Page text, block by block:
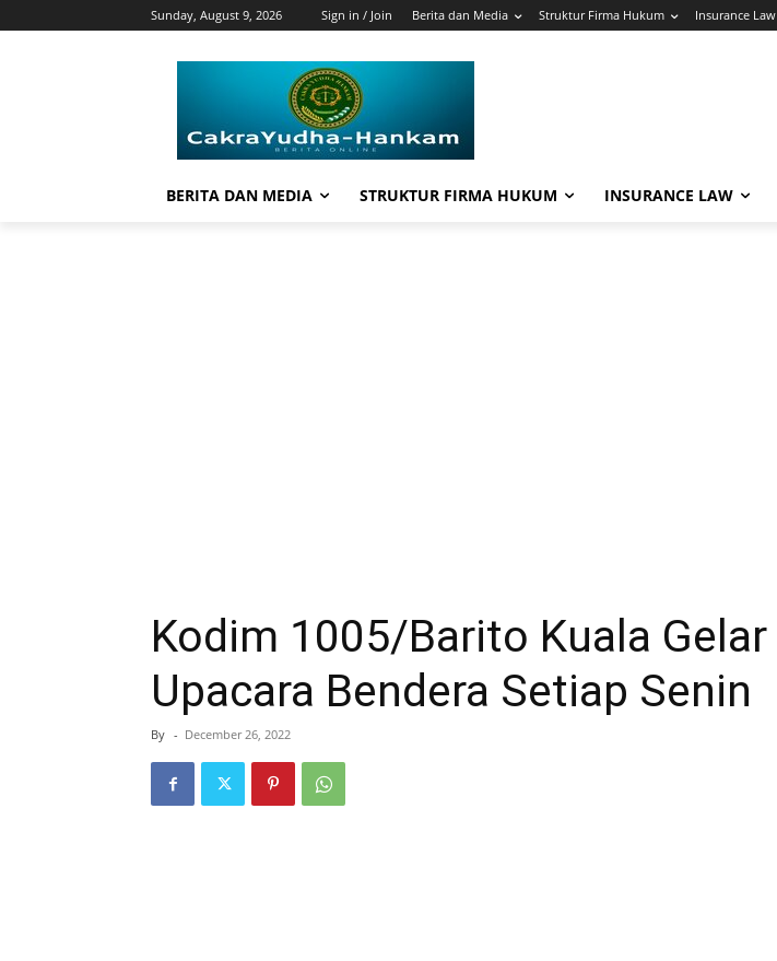
Sunday, August 9, 2026 Sign in / Join Berita dan Media Struktur Firma Hukum Insurance Law
BERITA DAN MEDIA STRUKTUR FIRMA HUKUM INSURANCE LAW
Kodim 1005/Barito Kuala Gelar
Upacara Bendera Setiap Senin
By - December 26, 2022